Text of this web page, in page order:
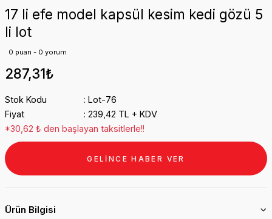
17 li efe model kapsül kesim kedi gözü 5
li lot
0 puan - 0 yorum
287,31₺
Stok Kodu
Lot-76
Fiyat
239,42 TL + KDV
*30,62 ₺ den başlayan taksitlerle!!
GELİNCE HABER VER
Ürün Bilgisi